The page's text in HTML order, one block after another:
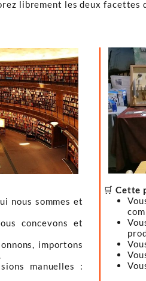
librement les deux facettes
🛒 Cette
nous sommes et
concevons et
importons
manuelles :